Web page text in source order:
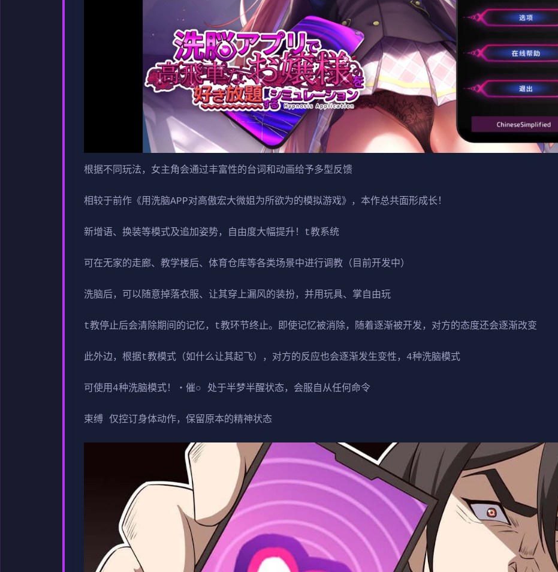
根据不同玩法，女主角会通过丰富性的台词和动画给予多型反馈
相较于前作《用洗脑APP对高傲宏大微姐为所欲为的模拟游戏》，本作总共面形成长！
新增语、换装等模式及追加姿势，自由度大幅提升！t教系统
可在无家的走廊、教学楼后、体育仓库等各类场景中进行调教（目前开发中）
洗脑后，可以随意掉落衣服、让其穿上漏风的装扮，并用玩具、掌自由玩
t教停止后会清除期间的记忆，t教环节终止。即使记忆被消除，随着逐渐被开发，对方的态度还会逐渐改变
此外边，根据t教模式（如什么让其起飞），对方的反应也会逐渐发生变性，4种洗脑模式
可使用4种洗脑模式！・催○ 处于半梦半醒状态，会服自从任何命令
束缚 仅控订身体动作，保留原本的精神状态